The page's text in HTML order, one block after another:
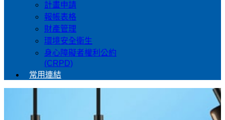
計畫申請
報帳表格
財產管理
環境安全衛生
身心障礙者權利公約
(CRPD)
常用連結